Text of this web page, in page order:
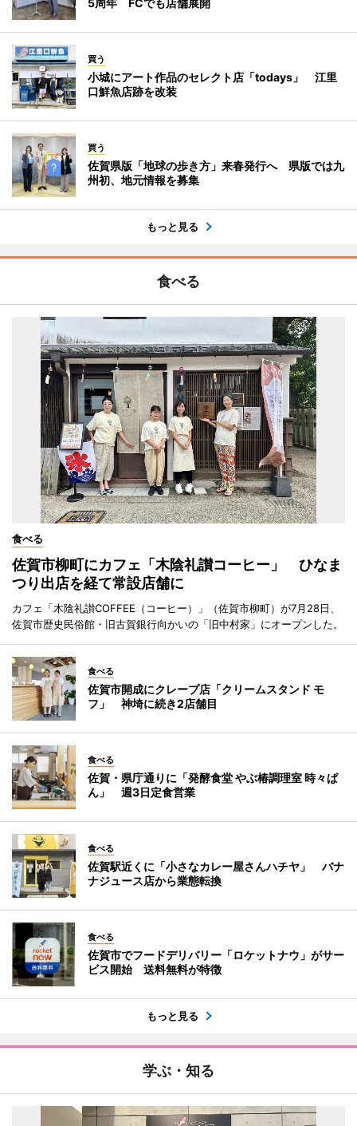
5周年 FCでも店舗展開
買う
小城にアート作品のセレクト店「todays」 江里
口鮮魚店跡を改装
買う
佐賀県版「地球の歩き方」来春発行へ 県版では九
州初、地元情報を募集
もっと見る
食べる
食べる
佐賀市柳町にカフェ「木陰礼讃コーヒー」 ひなま
つり出店を経て常設店舗に
カフェ「木陰礼讃COFFEE（コーヒー）」（佐賀市柳町）が7月28日、
佐賀市歴史民俗館・旧古賀銀行向かいの「旧中村家」にオープンした。
食べる
佐賀市開成にクレープ店「クリームスタンド モ
フ」 神埼に続き2店舗目
食べる
佐賀・県庁通りに「発酵食堂 やぶ椿調理室 時々ぱ
ん」 週3日定食営業
食べる
佐賀駅近くに「小さなカレー屋さんハチヤ」 バナ
ナジュース店から業態転換
食べる
佐賀市でフードデリバリー「ロケットナウ」がサー
ビス開始 送料無料が特徴
もっと見る
学ぶ・知る